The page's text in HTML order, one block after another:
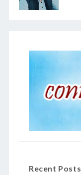
Recent Posts